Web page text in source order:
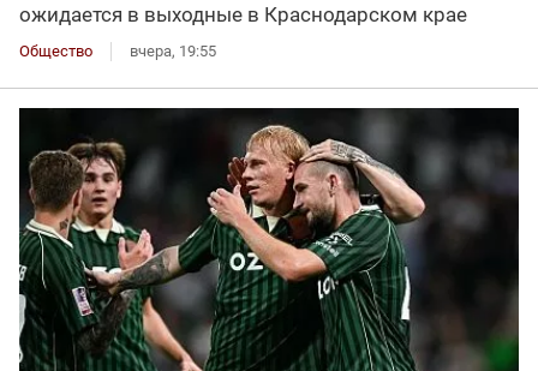
ожидается в выходные в Краснодарском крае
Общество вчера, 19:55